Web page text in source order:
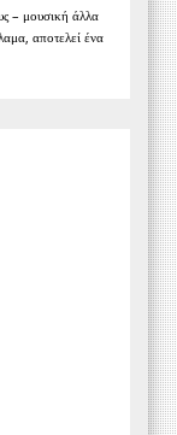
– μουσική άλλα
αποτελεί ένα